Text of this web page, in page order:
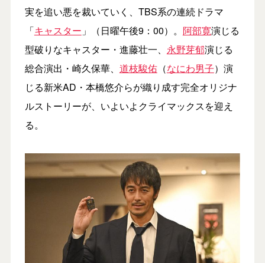
実を追い悪を裁いていく、TBS系の連続ドラマ
「キャスター 」（日曜午後9：00）。 阿部寛演じる
型破りなキャスター・進藤壮一、 永野芽郁演じる
総合演出・崎久保華、 道枝駿佑（なにわ男子）演
じる新米AD・本橋悠介らが織り成す完全オリジナ
ルストーリーが、いよいよクライマックスを迎え
る。